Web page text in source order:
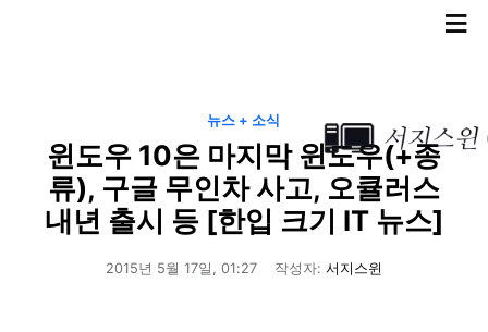
≡
뉴스 + 소식
윈도우 10은 마지막 윈도우(+종
류), 구글 무인차 사고, 오큘러스
내년 출시 등 [한입 크기 IT 뉴스]
2015년 5월 17일, 01:27 작성자: 서지스윈